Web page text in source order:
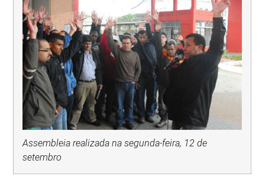
Assembleia realizada na segunda-feira, 12 de
setembro